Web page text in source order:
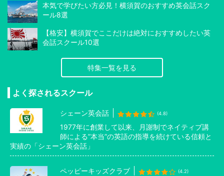
本気で学びたい方必見！横須賀のおすすめ英会話スク
ール8選
【格安】横須賀でここだけは絶対におすすめしたい英
会話スクール10選
特集一覧を見る
よく探されるスクール
シェーン英会話 (4.8)
1977年に創業して以来、月謝制でネイティブ講
師による”本当”の英語の指導を続けている信頼と
実績の「シェーン英会話」
ペッピーキッズクラブ (4.2)